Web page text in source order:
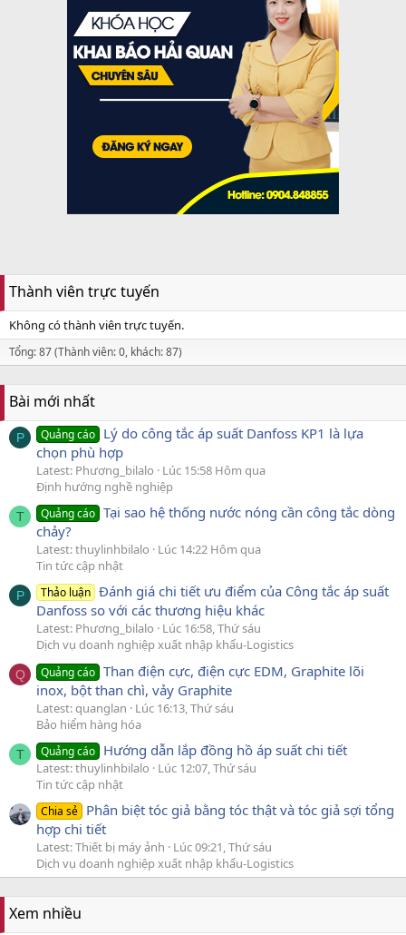
Thành viên trực tuyến
Không có thành viên trực tuyến.
Tổng: 87 (Thành viên: 0, khách: 87)
Bài mới nhất
P Quảng cáo Lý do công tắc áp suất Danfoss KP1 là lựa
chọn phù hợp
Latest: Phương_bilalo
Lúc 15:58 Hôm qua
Định hướng nghề nghiệp
T Quảng cáo Tại sao hệ thống nước nóng cần công tắc dòng
chảy?
Latest: thuylinhbilalo
Lúc 14:22 Hôm qua
Tin tức cập nhật
P Thảo luận Đánh giá chi tiết ưu điểm của Công tắc áp suất
Danfoss so với các thương hiệu khác
Latest: Phương_bilalo
Lúc 16:58, Thứ sáu
Dịch vụ doanh nghiệp xuất nhập khẩu-Logistics
Q Quảng cáo Than điện cực, điện cực EDM, Graphite lõi
inox, bột than chì, vảy Graphite
Latest: quanglan
Lúc 16:13, Thứ sáu
Bảo hiểm hàng hóa
T Quảng cáo Hướng dẫn lắp đồng hồ áp suất chi tiết
Latest: thuylinhbilalo
Lúc 12:07, Thứ sáu
Tin tức cập nhật
Chia sẻ Phân biệt tóc giả bằng tóc thật và tóc giả sợi tổng
hợp chi tiết
Latest: Thiết bị máy ảnh
Lúc 09:21, Thứ sáu
Dịch vụ doanh nghiệp xuất nhập khẩu-Logistics
Xem nhiều